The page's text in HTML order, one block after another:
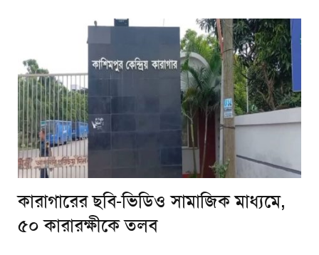
কারাগারের ছবি-ভিডিও সামাজিক মাধ্যমে,
৫০ কারারক্ষীকে তলব